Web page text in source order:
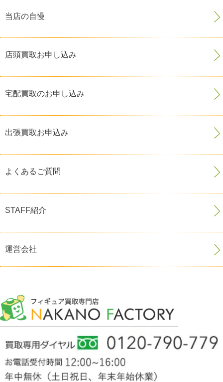
当店の自慢
店頭買取お申し込み
宅配買取のお申し込み
出張買取お申込み
よくあるご質問
STAFF紹介
運営会社